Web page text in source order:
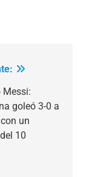
Messi:
goleó 3-0 a
un
10